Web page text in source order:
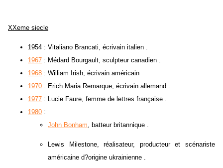
XXeme siecle
1954 : Vitaliano Brancati, écrivain italien .
1967 : Médard Bourgault, sculpteur canadien .
1968 : William Irish, écrivain américain
1970 : Erich Maria Remarque, écrivain allemand .
1977 : Lucie Faure, femme de lettres française .
1980 :
John Bonham, batteur britannique .
Lewis Milestone, réalisateur, producteur et scénariste
américaine d?origine ukrainienne .